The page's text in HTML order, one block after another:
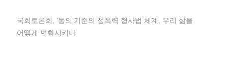
국회토론회, '동의'기준의 성폭력 형사법 체계, 우리 삶을
어떻게 변화시키나